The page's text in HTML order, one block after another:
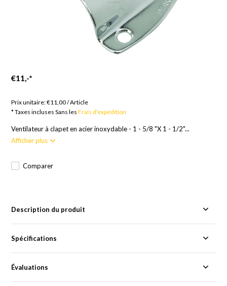
€11,-*
Prix unitaire:€11,00/Article
* Taxes incluses Sans lesFrais d'expédition
Ventilateur à clapet en acier inoxydable - 1 - 5/8 "X 1 - 1/2"...
Afficher plus
Comparer
Description du produit
Spécifications
Évaluations